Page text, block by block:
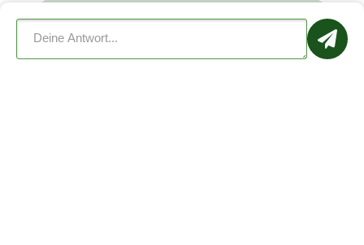
Dogorama jetzt kostenlos